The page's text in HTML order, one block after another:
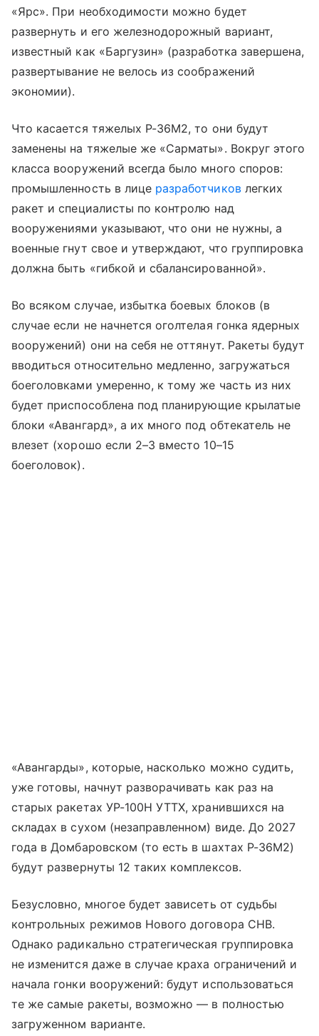
«Ярс». При необходимости можно будет
развернуть и его железнодорожный вариант,
известный как «Баргузин» (разработка завершена,
развертывание не велось из соображений
экономии).
Что касается тяжелых Р-36М2, то они будут
заменены на тяжелые же «Сарматы». Вокруг этого
класса вооружений всегда было много споров:
промышленность в лице разработчиковлегких
ракет и специалисты по контролю над
вооружениями указывают, что они не нужны, а
военные гнут свое и утверждают, что группировка
должна быть «гибкой и сбалансированной».
Во всяком случае, избытка боевых блоков (в
случае если не начнется оголтелая гонка ядерных
вооружений) они на себя не оттянут. Ракеты будут
вводиться относительно медленно, загружаться
боеголовками умеренно, к тому же часть из них
будет приспособлена под планирующие крылатые
блоки «Авангард», а их много под обтекатель не
влезет (хорошо если 2–3 вместо 10–15
боеголовок).
«Авангарды», которые, насколько можно судить,
уже готовы, начнут разворачивать как раз на
старых ракетах УР-100Н УТТХ, хранившихся на
складах в сухом (незаправленном) виде. До 2027
года в Домбаровском (то есть в шахтах Р-36М2)
будут развернуты 12 таких комплексов.
Безусловно, многое будет зависеть от судьбы
контрольных режимов Нового договора СНВ.
Однако радикально стратегическая группировка
не изменится даже в случае краха ограничений и
начала гонки вооружений: будут использоваться
те же самые ракеты, возможно — в полностью
загруженном варианте.